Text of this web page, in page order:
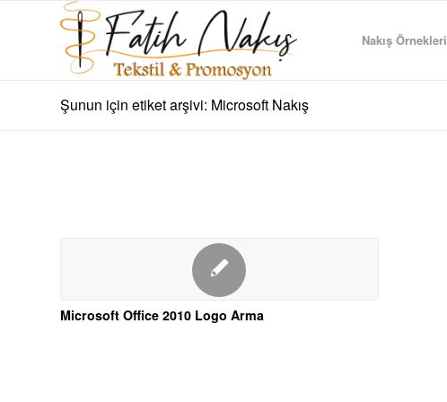
Nakış Örnekleri
Şunun için etiket arşivi: Microsoft Nakış
Microsoft Office 2010 Logo Arma